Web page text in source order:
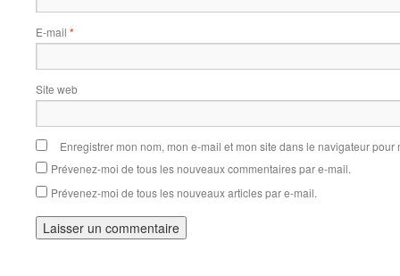
E-mail *
Site web
Enregistrer mon nom, mon e-mail et mon site dans le navigateur
Prévenez-moi de tous les nouveaux commentaires par e-mail.
Prévenez-moi de tous les nouveaux articles par e-mail.